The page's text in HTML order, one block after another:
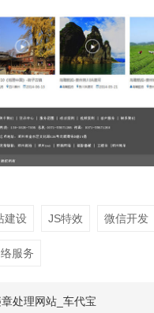
建设 JS特效 微信开发
服务
处理网站_车代宝